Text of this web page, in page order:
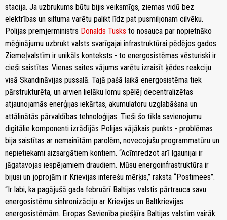
stacija. Ja uzbrukums būtu bijis veiksmīgs, ziemas vidū bez
elektrības un siltuma varētu palikt līdz pat pusmiljonam cilvēku.
Polijas premjerministrs Donalds Tusks to nosauca par nopietnāko
mēģinājumu uzbrukt valsts svarīgajai infrastruktūrai pēdējos gados.
Ziemeļvalstīm ir unikāls konteksts - to energosistēmas vēsturiski ir
cieši saistītas. Vienas saites vājums varētu izraisīt ķēdes reakciju
visā Skandināvijas pussalā. Tajā pašā laikā energosistēma tiek
pārstrukturēta, un arvien lielāku lomu spēlēj decentralizētas
atjaunojamās enerģijas iekārtas, akumulatoru uzglabāšana un
attālinātās pārvaldības tehnoloģijas. Tieši šo tīkla savienojumu
digitālie komponenti izrādījās Polijas vājākais punkts - problēmas
bija saistītas ar nemainītām parolēm, novecojušu programmatūru un
nepietiekami aizsargātiem kontiem. “Acīmredzot arī Igaunijai ir
jāgatavojas iespējamiem draudiem. Mūsu energoinfrastruktūra ir
bijusi un joprojām ir Krievijas interešu mērķis,” raksta “Postimees”.
“Ir labi, ka pagājušā gada februārī Baltijas valstis pārtrauca savu
energosistēmu sinhronizāciju ar Krievijas un Baltkrievijas
energosistēmām. Eiropas Savienība piešķīra Baltijas valstīm vairāk